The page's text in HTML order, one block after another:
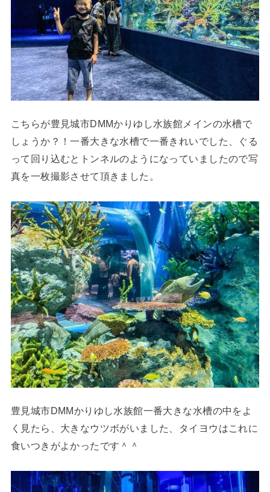
こちらが豊見城市DMMかりゆし水族館メインの水槽で
しょうか？！一番大きな水槽で一番きれいでした、ぐる
って回り込むとトンネルのようになっていましたので写
真を一枚撮影させて頂きました。
豊見城市DMMかりゆし水族館一番大きな水槽の中をよ
く見たら、大きなウツボがいました、タイヨウはこれに
食いつきがよかったです＾＾